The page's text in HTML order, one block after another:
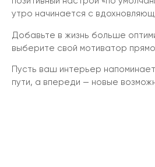
утро начинается с
Добавьте в жизнь больше
выберите свой мотиватор
Пусть ваш интерьер
пути, а впереди — новые